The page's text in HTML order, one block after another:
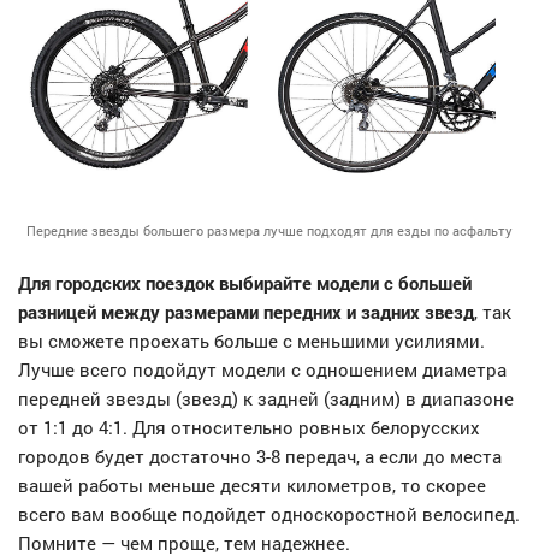
Передние звезды большего размера лучше подходят для езды по асфальту
Для городских поездок выбирайте модели с большей
разницей между размерами передних и задних звезд, так
вы сможете проехать больше с меньшими усилиями.
Лучше всего подойдут модели с одношением диаметра
передней звезды (звезд) к задней (задним) в диапазоне
от 1:1 до 4:1. Для относительно ровных белорусских
городов будет достаточно 3-8 передач, а если до места
вашей работы меньше десяти километров, то скорее
всего вам вообще подойдет односкоростной велосипед.
Помните — чем проще, тем надежнее.